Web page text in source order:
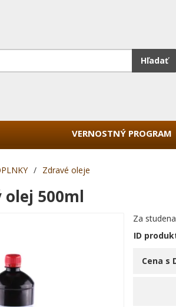
Hľadať
VERNOSTNÝ PROGRAM
/ Zdravé oleje
olej 500ml
Za
ID
Cena s